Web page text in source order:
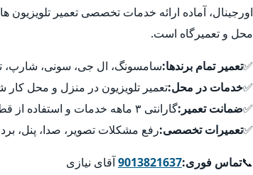
اورجینال، آماده ارائه خدمات تخصصی تعمیر تلویزیون
محل و تعمیرگاه است.
✅تعمیر تمام برندها:سامسونگ، ال جی، سونی، شارپ،
✅خدمات در محل:تعمیر تلویزیون در منزل و محل
✅ضمانت تعمیر:گارانتی ۳ ماهه خدمات و استفاده از قطعات اصلی
✅تعمیرات تخصصی:رفع مشکلات تصویر، صدا، پنل،
📞تماس فوری:9013821637آقای نیازی